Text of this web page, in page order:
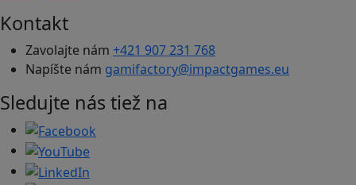
Kontakt
Zavolajte nám +421 907 231 768
Napíšte nám gamifactory@impactgames.eu
Sledujte nás tiež na